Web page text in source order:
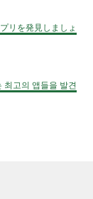
リを発見しましょ
최고의 앱들을 발견